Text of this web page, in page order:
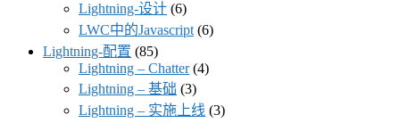
Lightning-设计 (6)
LWC中的Javascript (6)
Lightning-配置 (85)
Lightning – Chatter(4)
Lightning – 基础 (3)
Lightning – 实施上线 (3)